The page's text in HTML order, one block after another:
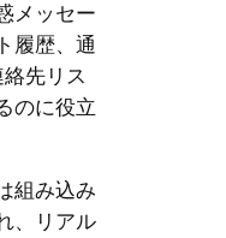
メッセー
履歴、通
先リス
のに役立
組み込み
、リアル